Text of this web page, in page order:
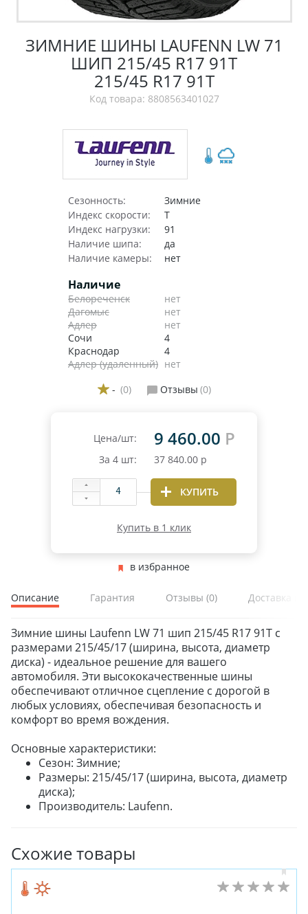
ЗИМНИЕ ШИНЫ LAUFENN LW 71
ШИП 215/45 R17 91T
215/45 R17 91T
Код товара: 8808563401027
Сезонность:
Зимние
Индекс скорости:
T
Индекс нагрузки:
91
Наличие шипа:
да
Наличие камеры:
нет
Наличие
Белореченск
нет
Дагомыс
нет
Адлер
нет
Сочи
4
Краснодар
4
Адлер (удаленный) нет
- (0) Отзывы (0)
Цена/шт: 9 460.00 Р
За 4 шт: 37 840.00 р
КУПИТЬ
Купить в 1 клик
в избранное
Описание Гарантия Отзывы (0) Доставка и
Зимние шины Laufenn LW 71 шип 215/45 R17 91T с
размерами 215/45/17 (ширина, высота, диаметр
диска) - идеальное решение для вашего
автомобиля. Эти высококачественные шины
обеспечивают отличное сцепление с дорогой в
любых условиях, обеспечивая безопасность и
комфорт во время вождения.
Основные характеристики:
Сезон: Зимние;
Размеры: 215/45/17 (ширина, высота, диаметр
диска);
Производитель: Laufenn.
Схожие товары